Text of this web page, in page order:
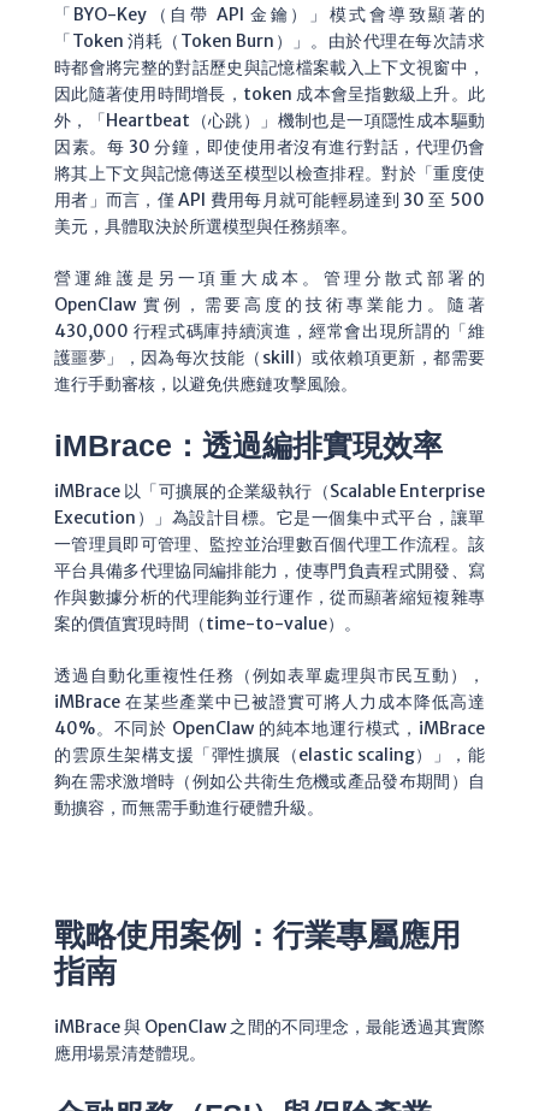
「BYO-Key（自帶 API 金鑰）」模式會導致顯著的
「Token 消耗（Token Burn）」。由於代理在每次請求
時都會將完整的對話歷史與記憶檔案載入上下文視窗中，
因此隨著使用時間增長，token 成本會呈指數級上升。此
外，「Heartbeat（心跳）」機制也是一項隱性成本驅動
因素。每 30 分鐘，即使使用者沒有進行對話，代理仍會
將其上下文與記憶傳送至模型以檢查排程。對於「重度使
用者」而言，僅 API 費用每月就可能輕易達到 30 至 500
美元，具體取決於所選模型與任務頻率。
營運維護是另一項重大成本。管理分散式部署的
OpenClaw 實例，需要高度的技術專業能力。隨著
430,000 行程式碼庫持續演進，經常會出現所謂的「維
護噩夢」，因為每次技能（skill）或依賴項更新，都需要
進行手動審核，以避免供應鏈攻擊風險。
iMBrace：透過編排實現效率
iMBrace 以「可擴展的企業級執行（Scalable Enterprise
Execution）」為設計目標。它是一個集中式平台，讓單
一管理員即可管理、監控並治理數百個代理工作流程。該
平台具備多代理協同編排能力，使專門負責程式開發、寫
作與數據分析的代理能夠並行運作，從而顯著縮短複雜專
案的價值實現時間（time-to-value）。
透過自動化重複性任務（例如表單處理與市民互動），
iMBrace 在某些產業中已被證實可將人力成本降低高達
40%。不同於 OpenClaw 的純本地運行模式，iMBrace
的雲原生架構支援「彈性擴展（elastic scaling）」，能
夠在需求激增時（例如公共衛生危機或產品發布期間）自
動擴容，而無需手動進行硬體升級。
戰略使用案例：行業專屬應用
指南
iMBrace 與 OpenClaw 之間的不同理念，最能透過其實際
應用場景清楚體現。